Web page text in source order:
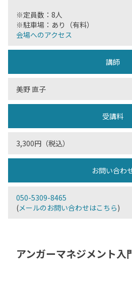
※定員数：8人
※駐車場：あり（有料）
会場へのアクセス
講師
美野 直子
受講料
3,300円（税込）
お問い合わ
050-5309-8465
(メールのお問い合わせはこちら)
アンガーマネジメント入